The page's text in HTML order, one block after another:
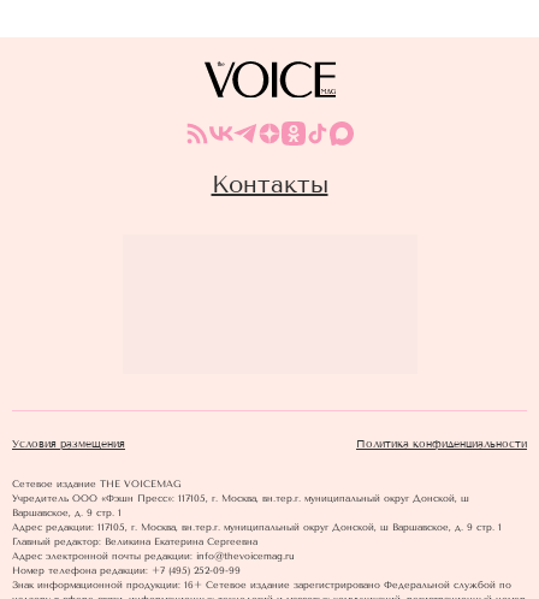
Контакты
Условия размещения Политика конфиденциальности
Сетевое издание THE VOICEMAG
Учредитель ООО «Фэшн Пресс»: 117105, г. Москва, вн.тер.г. муниципальный округ Донской, ш
Варшавское, д. 9 стр. 1
Адрес редакции: 117105, г. Москва, вн.тер.г. муниципальный округ Донской, ш Варшавское, д. 9 стр. 1
Главный редактор: Великина Екатерина Сергеевна
Адрес электронной почты редакции: info@thevoicemag.ru
Номер телефона редакции: +7 (495) 252-09-99
Знак информационной продукции: 16+ Cетевое издание зарегистрировано Федеральной службой по